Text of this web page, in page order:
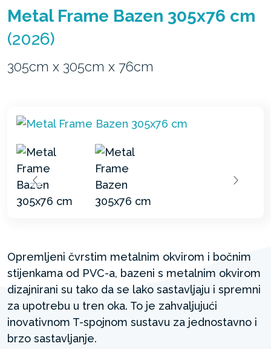
Metal Frame Bazen 305x76 cm
(2026)
305cm x 305cm x 76cm
Opremljeni čvrstim metalnim okvirom i bočnim
stijenkama od PVC-a, bazeni s metalnim okvirom
dizajnirani su tako da se lako sastavljaju i spremni
za upotrebu u tren oka. To je zahvaljujući
inovativnom T-spojnom sustavu za jednostavno i
brzo sastavljanje.